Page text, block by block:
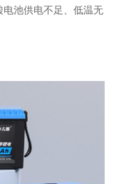
池供电不足、低温无